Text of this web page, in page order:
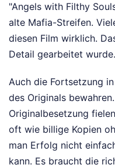
"Angels with Filthy
alte Mafia-Streifen.
diesen Film wirklich.
Detail gearbeitet wurde.
Auch die Fortsetzung
des Originals
Originalbesetzung
oft wie billige Kopien
man Erfolg nicht
kann. Es braucht die